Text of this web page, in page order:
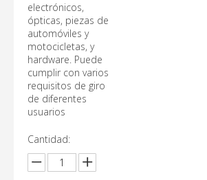
electrónicos,
ópticas, piezas de
automóviles y
motocicletas, y
hardware. Puede
cumplir con varios
requisitos de giro
de diferentes
usuarios
Cantidad: